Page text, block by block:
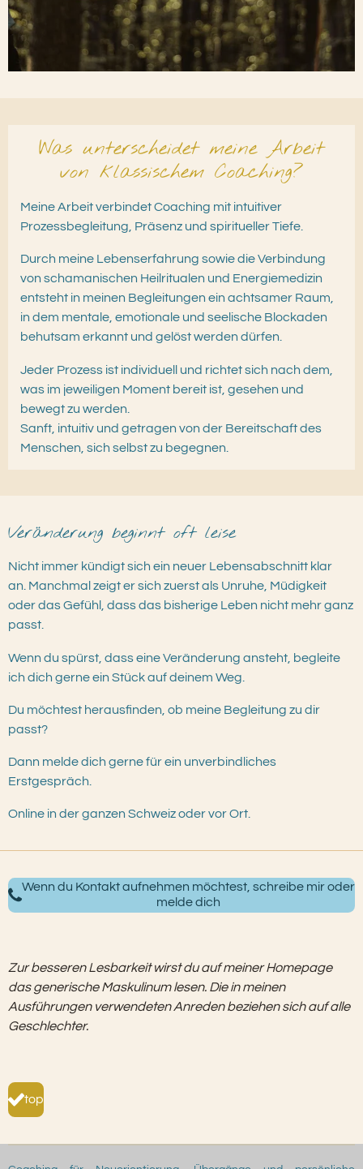
Was unterscheidet meine Arbeit
von klassischem Coaching?
Meine Arbeit verbindet Coaching mit intuitiver
Prozessbegleitung, Präsenz und spiritueller Tiefe.
Durch meine Lebenserfahrung sowie die Verbindung
von schamanischen Heilritualen und Energiemedizin
entsteht in meinen Begleitungen ein achtsamer Raum,
in dem mentale, emotionale und seelische Blockaden
behutsam erkannt und gelöst werden dürfen.
Jeder Prozess ist individuell und richtet sich nach dem,
was im jeweiligen Moment bereit ist, gesehen und
bewegt zu werden.
Sanft, intuitiv und getragen von der Bereitschaft des
Menschen, sich selbst zu begegnen.
Veränderung beginnt oft leise
Nicht immer kündigt sich ein neuer Lebensabschnitt klar
an. Manchmal zeigt er sich zuerst als Unruhe, Müdigkeit
oder das Gefühl, dass das bisherige Leben nicht mehr ganz
passt.
Wenn du spürst, dass eine Veränderung ansteht, begleite
ich dich gerne ein Stück auf deinem Weg.
Du möchtest herausfinden, ob meine Begleitung zu dir
passt?
Dann melde dich gerne für ein unverbindliches
Erstgespräch.
Online in der ganzen Schweiz oder vor Ort.
Wenn du Kontakt aufnehmen möchtest, schreibe mir oder
melde dich
Zur besseren Lesbarkeit wirst du auf meiner Homepage
das generische Maskulinum lesen. Die in meinen
Ausführungen verwendeten Anreden beziehen sich auf alle
Geschlechter.
top